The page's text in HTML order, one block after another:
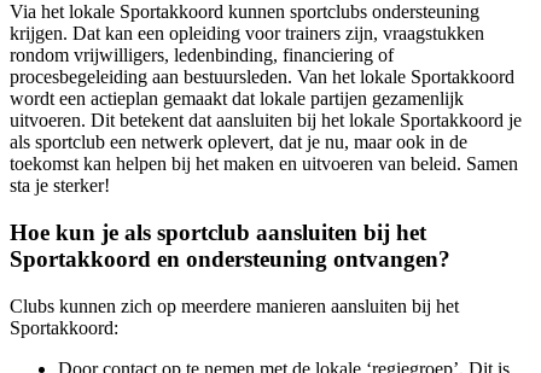
Via het lokale Sportakkoord kunnen sportclubs ondersteuning
krijgen. Dat kan een opleiding voor trainers zijn, vraagstukken
rondom vrijwilligers, ledenbinding, financiering of
procesbegeleiding aan bestuursleden. Van het lokale Sportakkoord
wordt een actieplan gemaakt dat lokale partijen gezamenlijk
uitvoeren. Dit betekent dat aansluiten bij het lokale Sportakkoord je
als sportclub een netwerk oplevert, dat je nu, maar ook in de
toekomst kan helpen bij het maken en uitvoeren van beleid. Samen
sta je sterker!
Hoe kun je als sportclub aansluiten bij het
Sportakkoord en ondersteuning ontvangen?
Clubs kunnen zich op meerdere manieren aansluiten bij het
Sportakkoord:
Door contact op te nemen met de lokale ‘regiegroep’. Dit is